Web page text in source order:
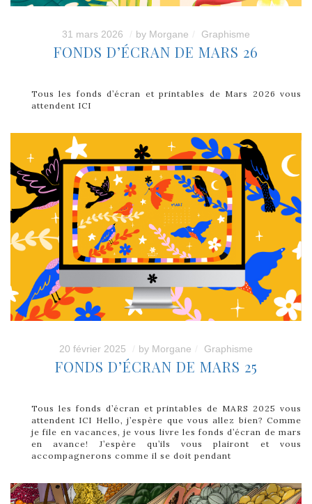
31 mars 2026 by Morgane Graphisme
FONDS D’ÉCRAN DE MARS 26
Tous les fonds d’écran et printables de Mars 2026 vous
attendent ICI
20 février 2025 by Morgane Graphisme
FONDS D’ÉCRAN DE MARS 25
Tous les fonds d’écran et printables de MARS 2025 vous
attendent ICI Hello, j’espère que vous allez bien? Comme
je file en vacances, je vous livre les fonds d’écran de mars
en avance! J’espère qu’ils vous plairont et vous
accompagnerons comme il se doit pendant